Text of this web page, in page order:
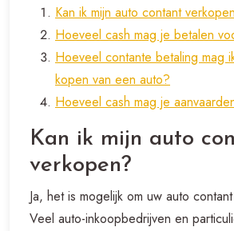
Kan ik mijn auto contant
Hoeveel cash mag je betalen
Hoeveel contante betaling mag
kopen van een auto?
Hoeveel cash mag je
Kan ik mijn auto
verkopen?
Ja, het is mogelijk om uw auto
Veel auto-inkoopbedrijven en